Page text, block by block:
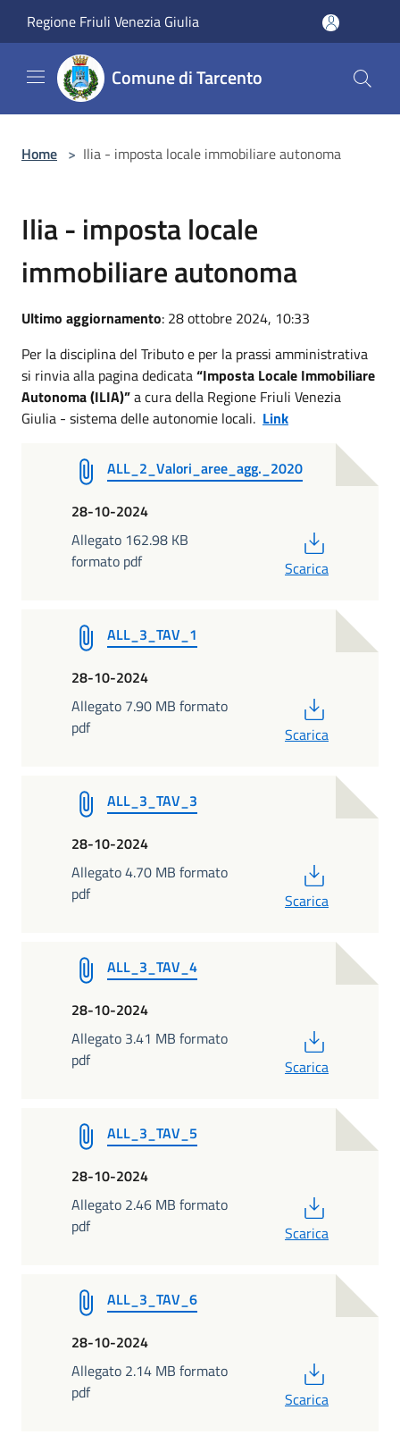
Regione Friuli Venezia Giulia
Comune di Tarcento
Home > Ilia - imposta locale immobiliare autonoma
Ilia - imposta locale
immobiliare autonoma
Ultimo aggiornamento: 28 ottobre 2024, 10:33
Per la disciplina del Tributo e per la prassi amministrativa
si rinvia alla pagina dedicata“Imposta Locale Immobiliare
Autonoma (ILIA)”a cura della Regione Friuli Venezia
Giulia - sistema delle autonomie locali. Link
ALL_2_Valori_aree_agg._2020
28-10-2024
Allegato 162.98 KB
formato pdf
Scarica
ALL_3_TAV_1
28-10-2024
Allegato 7.90 MB formato
pdf
Scarica
ALL_3_TAV_3
28-10-2024
Allegato 4.70 MB formato
pdf
Scarica
ALL_3_TAV_4
28-10-2024
Allegato 3.41 MB formato
pdf
Scarica
ALL_3_TAV_5
28-10-2024
Allegato 2.46 MB formato
pdf
Scarica
ALL_3_TAV_6
28-10-2024
Allegato 2.14 MB formato
pdf
Scarica